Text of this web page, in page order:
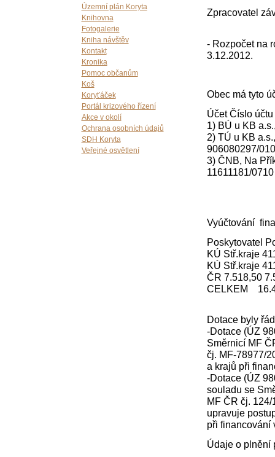
Územní plán Koryta
Knihovna
Fotogalerie
Kniha návštěv
Kontakt
Kronika
Pomoc občanům
Koš
Koryťáček
Portál krizového řízení
Akce v okolí
Ochrana osobních údajů
SDH Koryta
Veřejné osvětlení
Zpracovatel
- Rozpočet na
3.12.2012.
Obec má tyto
Účet Číslo
1) BÚ u KB
2) TÚ u KB
906080297/
3) ČNB, Na
11611181/
Vyúčtování
Poskytovatel
KÚ Stř.kraje
KÚ Stř.kraje
ČR 7.518,50
CELKEM
Dotace byly
-Dotace (ÚZ
Směrnicí MF
čj. MF-78977/
a krajů při
-Dotace (ÚZ
souladu se
MF ČR čj.
upravuje
při financování
Údaje o plnění